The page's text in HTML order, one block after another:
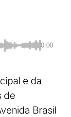
0:00
e da
de
Brasil